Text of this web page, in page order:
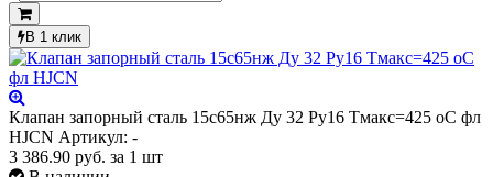
В 1 клик
Клапан запорный сталь 15с65нж Ду 32 Ру16 Тмакс=425 оС фл
HJCN Артикул: -
3 386.90 руб. за 1 шт